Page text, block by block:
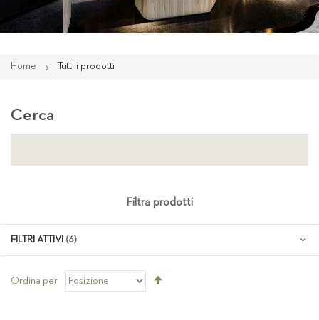
Home Tutti i prodotti
Ordina per
Cerca
Filtra prodotti
FILTRI ATTIVI